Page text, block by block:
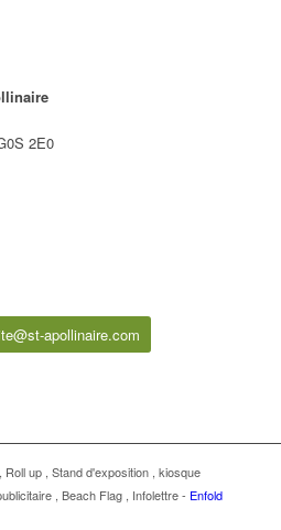
2E0
apollinaire.com
, Roll up , Stand d'exposition , kiosque
, Beach Flag , Infolettre - Enfold